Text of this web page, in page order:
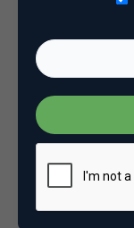
een bandje
19 juni 2010
Plaats